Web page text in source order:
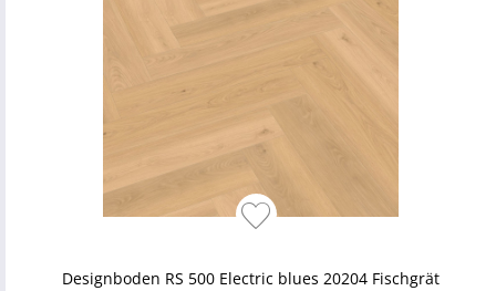
Designboden RS 500 Electric blues 20204 Fischgrät